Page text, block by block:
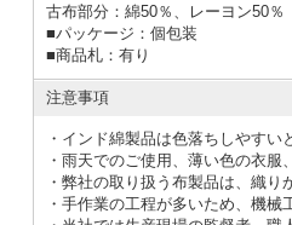
古布部分：綿50％、レーヨン50％
■パッケージ：個包装
■商品札：有り
注意事項
・インド綿製品は色落ちしやす
・雨天でのご使用、薄い色の衣服
・弊社の取り扱う布製品は、織り
・手作業の工程が多いため、機械